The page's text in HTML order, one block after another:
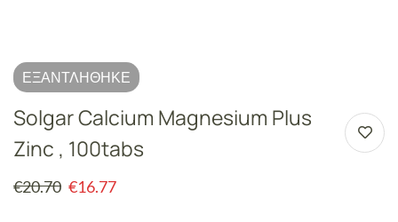
ΕΞΑΝΤΛΉΘΗΚΕ
Solgar Calcium Magnesium Plus
Zinc , 100tabs
€20.70 €16.77